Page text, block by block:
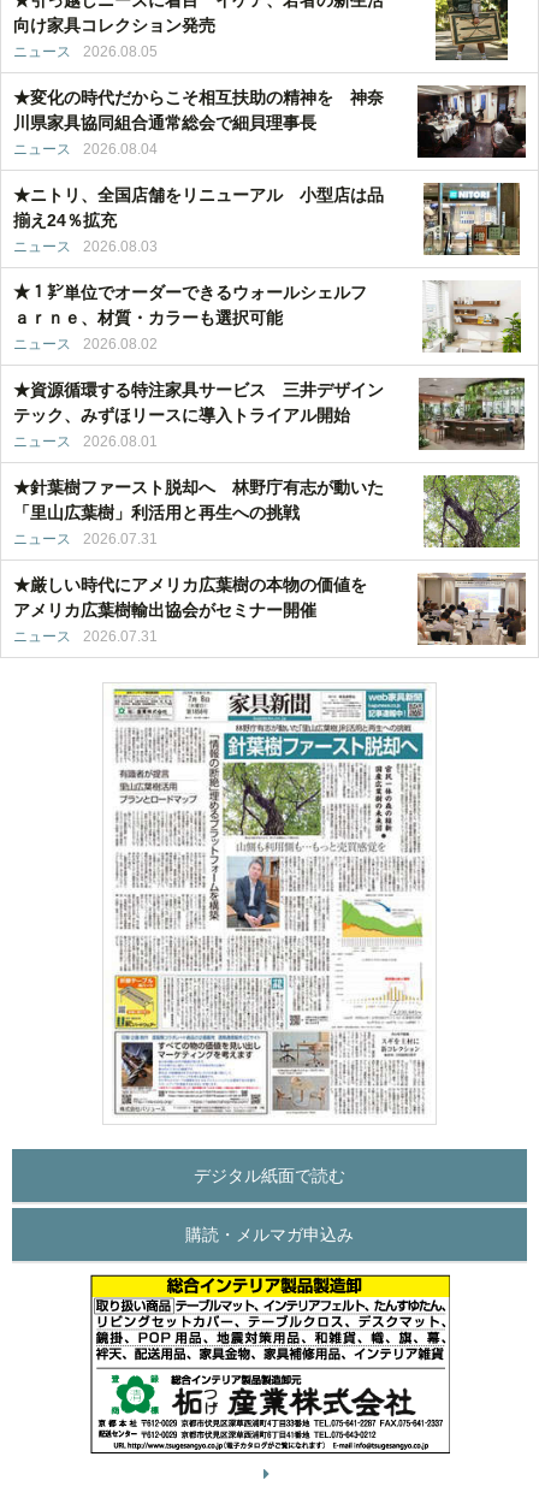
向け家具コレクション発売
ニュース 2026.08.05
★変化の時代だからこそ相互扶助の精神を 神奈
川県家具協同組合通常総会で細貝理事長
ニュース 2026.08.04
★ニトリ、全国店舗をリニューアル 小型店は品
揃え24％拡充
ニュース 2026.08.03
★１㌢単位でオーダーできるウォールシェルフ
ａｒｎｅ、材質・カラーも選択可能
ニュース 2026.08.02
★資源循環する特注家具サービス 三井デザイン
テック、みずほリースに導入トライアル開始
ニュース 2026.08.01
★針葉樹ファースト脱却へ 林野庁有志が動いた
「里山広葉樹」利活用と再生への挑戦
ニュース 2026.07.31
★厳しい時代にアメリカ広葉樹の本物の価値を
アメリカ広葉樹輸出協会がセミナー開催
ニュース 2026.07.31
デジタル紙面で読む
購読・メルマガ申込み